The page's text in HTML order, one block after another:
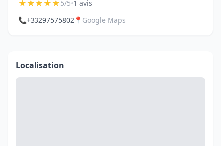
★★★★★5/5•1 avis
📞+33297575802 📍 Google Maps
Localisation